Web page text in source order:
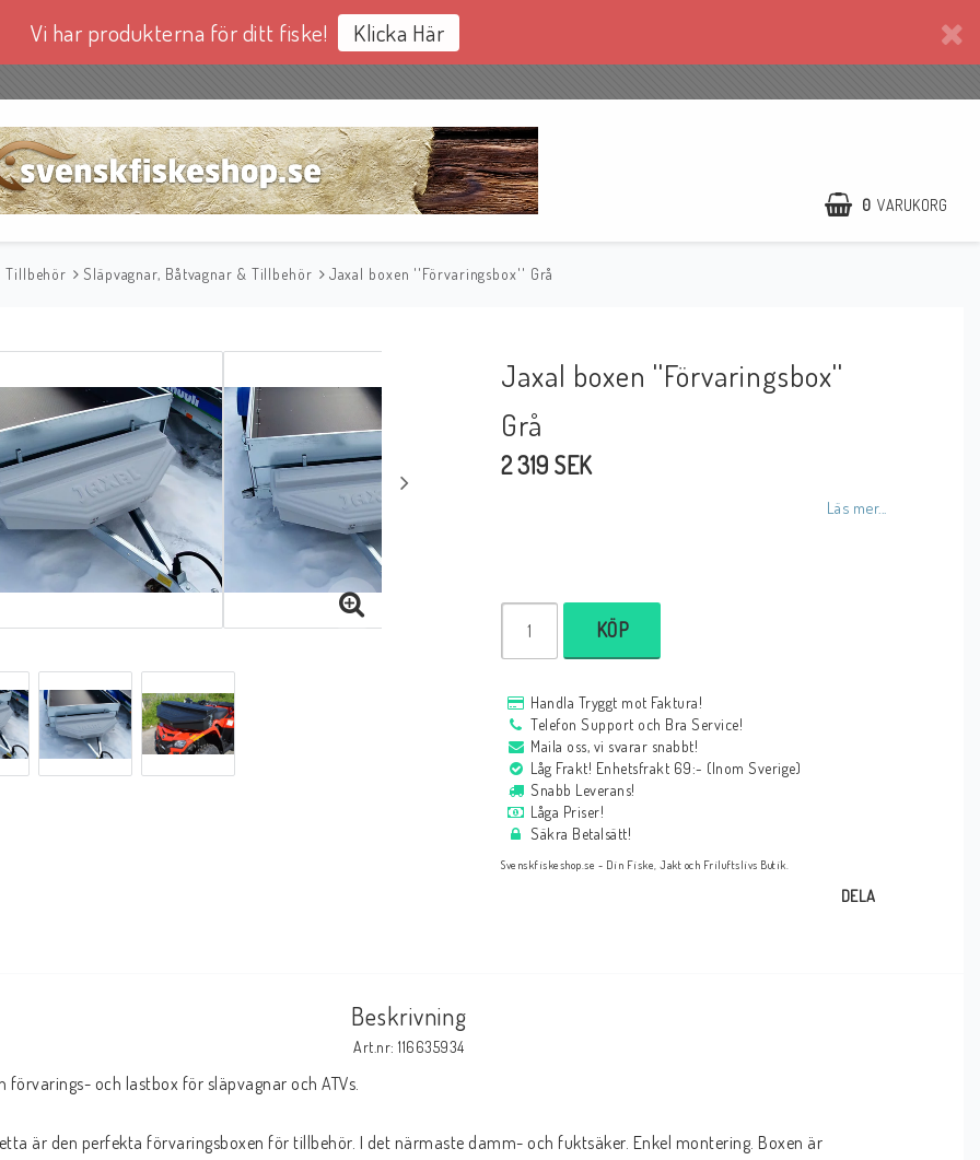
Vi har produkterna för ditt fiske! Klicka Här
0 VARUKORG
Tillbehör Släpvagnar, Båtvagnar & Tillbehör Jaxal boxen ''Förvaringsbox'' Grå
Jaxal boxen ''Förvaringsbox''
Grå
2 319 SEK
Läs mer...
KÖP
Handla Tryggt mot Faktura!
Telefon Support och Bra Service!
Maila oss, vi svarar snabbt!
Låg Frakt! Enhetsfrakt 69:- (Inom Sverige)
Snabb Leverans!
Låga Priser!
Säkra Betalsätt!
Svenskfiskeshop.se - Din Fiske, Jakt och Friluftslivs Butik.
DELA
Beskrivning
Art.nr: 116635934
förvarings- och lastbox för släpvagnar och ATVs.
är den perfekta förvaringsboxen för tillbehör. I det närmaste damm- och fuktsäker. Enkel montering. Boxen är